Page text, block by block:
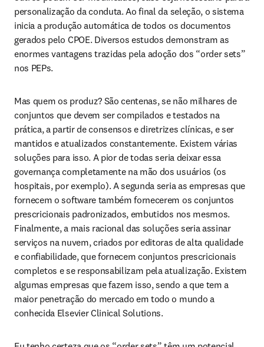
personalização da conduta. Ao final da seleção, o sistema
inicia a produção automática de todos os documentos
gerados pelo CPOE. Diversos estudos demonstram as
enormes vantagens trazidas pela adoção dos “order sets”
nos PEPs.
Mas quem os produz? São centenas, se não milhares de
conjuntos que devem ser compilados e testados na
prática, a partir de consensos e diretrizes clínicas, e ser
mantidos e atualizados constantemente. Existem várias
soluções para isso. A pior de todas seria deixar essa
governança completamente na mão dos usuários (os
hospitais, por exemplo). A segunda seria as empresas que
fornecem o software também fornecerem os conjuntos
prescricionais padronizados, embutidos nos mesmos.
Finalmente, a mais racional das soluções seria assinar
serviços na nuvem, criados por editoras de alta qualidade
e confiabilidade, que fornecem conjuntos prescricionais
completos e se responsabilizam pela atualização. Existem
algumas empresas que fazem isso, sendo a que tem a
maior penetração do mercado em todo o mundo a
conhecida Elsevier Clinical Solutions.